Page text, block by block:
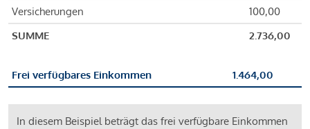
Versicherungen
100,00
SUMME
2.736,00
Frei verfügbares Einkommen 1.464,00
In diesem Beispiel beträgt das frei verfügbare Einkommen